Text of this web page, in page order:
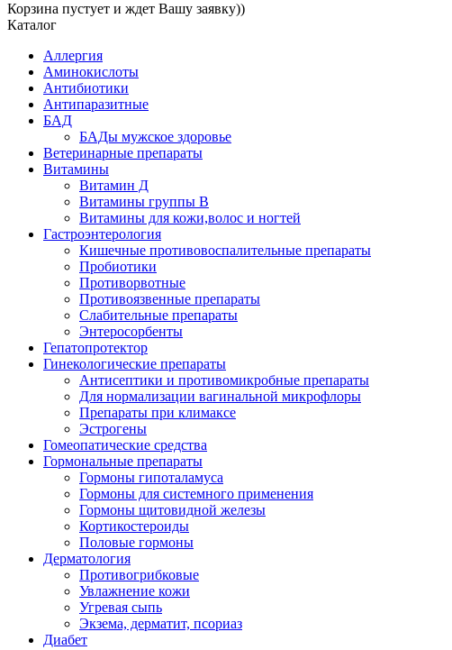
Корзина пустует и ждет Вашу заявку))
Каталог
Аллергия
Аминокислоты
Антибиотики
Антипаразитные
БАД
БАДы мужское здоровье
Ветеринарные препараты
Витамины
Витамин Д
Витамины группы В
Витамины для кожи,волос и ногтей
Гастроэнтерология
Кишечные противовоспалительные препараты
Пробиотики
Противорвотные
Противоязвенные препараты
Слабительные препараты
Энтеросорбенты
Гепатопротектор
Гинекологические препараты
Антисептики и противомикробные препараты
Для нормализации вагинальной микрофлоры
Препараты при климаксе
Эстрогены
Гомеопатические средства
Гормональные препараты
Гормоны гипоталамуса
Гормоны для системного применения
Гормоны щитовидной железы
Кортикостероиды
Половые гормоны
Дерматология
Противогрибковые
Увлажнение кожи
Угревая сыпь
Экзема, дерматит, псориаз
Диабет